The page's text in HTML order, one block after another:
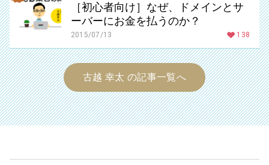
［初心者向け］なぜ、ドメインとサ
ーバーにお金を払うのか？
2015/07/13 138
古越 幸太 の記事一覧へ